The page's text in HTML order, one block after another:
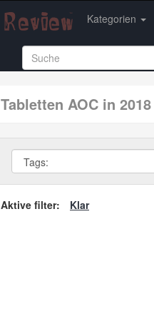
Kategorien
tabletten AOC in 2018
Aktive filter: Klar